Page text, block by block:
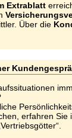
Extrablatt
Über die
erfahren Sie